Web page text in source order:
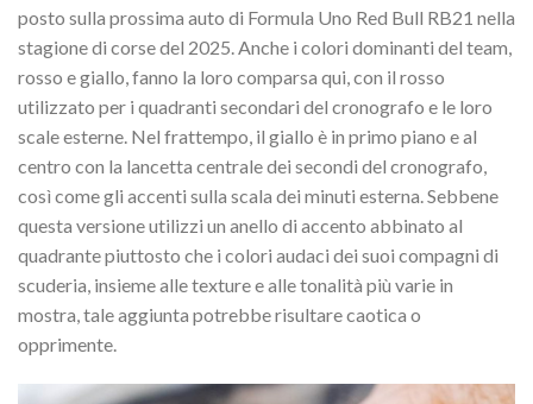
posto sulla prossima auto di Formula Uno Red Bull RB21 nella
stagione di corse del 2025. Anche i colori dominanti del team,
rosso e giallo, fanno la loro comparsa qui, con il rosso
utilizzato per i quadranti secondari del cronografo e le loro
scale esterne. Nel frattempo, il giallo è in primo piano e al
centro con la lancetta centrale dei secondi del cronografo,
così come gli accenti sulla scala dei minuti esterna. Sebbene
questa versione utilizzi un anello di accento abbinato al
quadrante piuttosto che i colori audaci dei suoi compagni di
scuderia, insieme alle texture e alle tonalità più varie in
mostra, tale aggiunta potrebbe risultare caotica o
opprimente.